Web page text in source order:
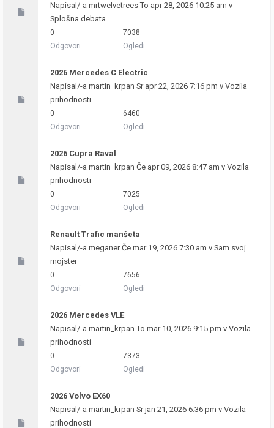
Napisal/-a mrtwelvetreesTo apr 28, 2026 10:25 am v
Splošna debata
0
Odgovori
7038
Ogledi
2026 Mercedes C Electric
Napisal/-a martin_krpan Sr apr 22, 2026 7:16 pm v Vozila
prihodnosti
0
Odgovori
6460
Ogledi
2026 Cupra Raval
Napisal/-a martin_krpan Če apr 09, 2026 8:47 am v Vozila
prihodnosti
0
Odgovori
7025
Ogledi
Renault Trafic manšeta
Napisal/-a meganerČe mar 19, 2026 7:30 am v Sam svoj
mojster
0
Odgovori
7656
Ogledi
2026 Mercedes VLE
Napisal/-a martin_krpan To mar 10, 2026 9:15 pm v Vozila
prihodnosti
0
Odgovori
7373
Ogledi
2026 Volvo EX60
Napisal/-a martin_krpan Sr jan 21, 2026 6:36 pm v Vozila
prihodnosti